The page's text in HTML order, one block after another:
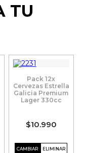
TU
Pack 12x
Cervezas Estrella
Galicia Premium
Lager 330cc
$10.990